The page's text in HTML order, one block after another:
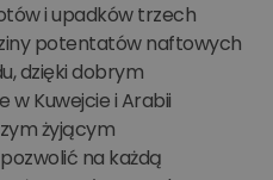
i upadków trzech
potentatów naftowych
dzięki dobrym
Kuwejcie i Arabii
żyjącym
na każdą